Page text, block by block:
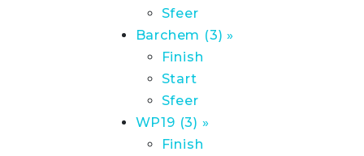
Sfeer
Barchem (3) »
Finish
Start
Sfeer
WP19 (3) »
Finish